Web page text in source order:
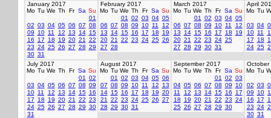
January 2017
Mo Tu We Th Fr Sa Su
01
02 03 04 05 06 07 08
09
10 11 12 13 14 15
16
17 18 19 20 21
22
23 24 25 26 27 28 29
30 31
February 2017
Mo Tu We Th Fr Sa Su
01
02 03 04 05
06 07 08 09 10 11
12
13
14 15 16 17 18
19
20 21 22 23 24 25 26
27 28
March 2017
Mo Tu We Th Fr Sa Su
01
02 03 04 05
06 07 08 09 10 11
12
13
14 15 16 17 18
19
20 21 22 23 24 25
27 28 29 30 31
April
Mo Tu
03 04
10 11
17
18
24 25
July 2017
Mo Tu We Th Fr Sa Su
01
02
03 04 05 06 07 08 09
10 11 12 13 14 15 16
17
18 19 20 21 22 23
24 25 26 27 28 29 30
31
August 2017
Mo Tu We Th Fr Sa Su
01
02 03 04 05 06
07 08 09 10 11 12
13
14 15 16 17 18 19 20
21
22 23 24 25 26 27
28 29 30 31
September 2017
Mo Tu We Th Fr Sa Su
01
02 03
04 05 06 07 08 09
10
11
12 13 14 15 16
17
18
19 20 21 22 23 24
25 26 27 28 29 30
October
Mo Tu
02 03
09
10
16
17
23 24
30 31